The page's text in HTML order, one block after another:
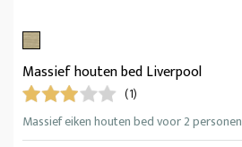
Massief houten bed Liverpool
(1)
Massief eiken houten bed voor 2 personen